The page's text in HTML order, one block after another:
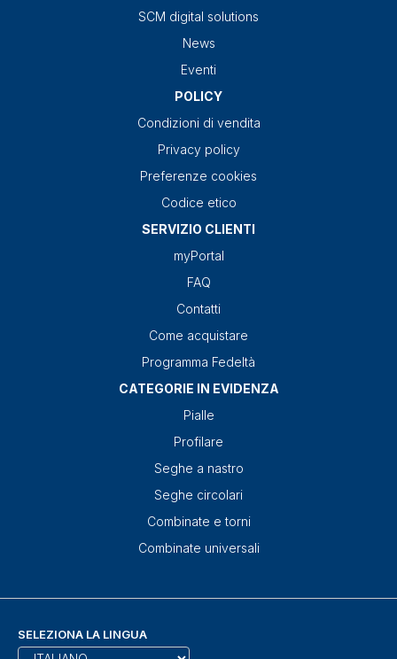
SCM digital solutions
News
Eventi
POLICY
Condizioni di vendita
Privacy policy
Preferenze cookies
Codice etico
SERVIZIO CLIENTI
myPortal
FAQ
Contatti
Come acquistare
Programma Fedeltà
CATEGORIE IN EVIDENZA
Pialle
Profilare
Seghe a nastro
Seghe circolari
Combinate e torni
Combinate universali
SELEZIONA LA LINGUA